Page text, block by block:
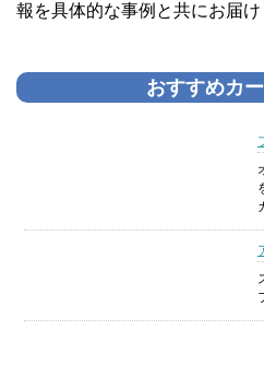
報を具体的な事例と共にお届け
おすすめカ